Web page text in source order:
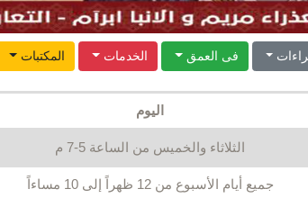
فى العمق الخدمات المكتبات
اليوم
الثلاثاء والخميس من الساعة 5-7 م
جميع أيام الأسبوع من 12 ظهراً إلى 10 مساءاً